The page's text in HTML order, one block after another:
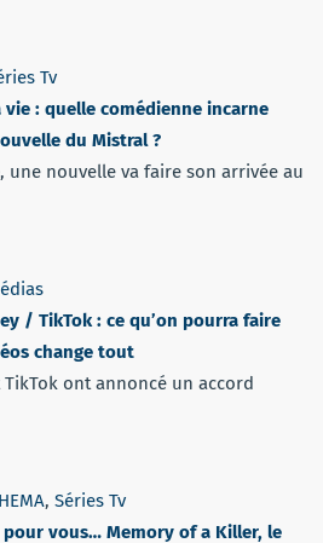
Tv
vie : quelle comédienne incarne
du Mistral ?
une nouvelle va faire son arrivée au
/ TikTok : ce qu’on pourra faire
change tout
TikTok ont annoncé un accord
, Séries Tv
pour vous… Memory of a Killer, le